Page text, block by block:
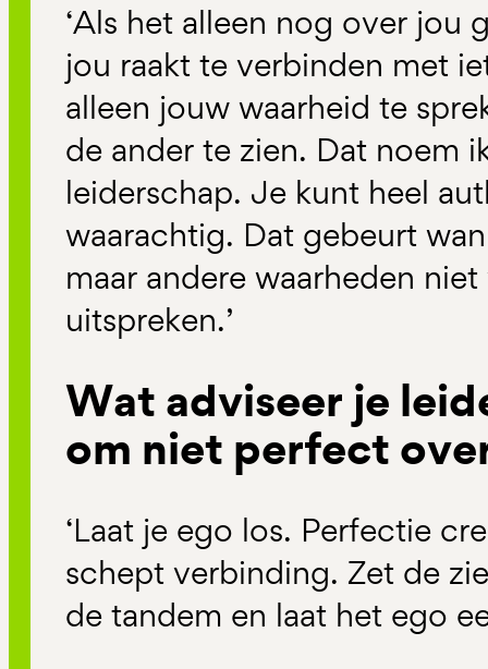
‘Als het alleen nog over jou
jou raakt te verbinden met
alleen jouw waarheid te
de ander te zien. Dat noem
leiderschap. Je kunt heel
waarachtig. Dat gebeurt
maar andere waarheden
uitspreken.’
Wat adviseer je
om niet perfect
‘Laat je ego los. Perfectie
schept verbinding. Zet de
de tandem en laat het ego